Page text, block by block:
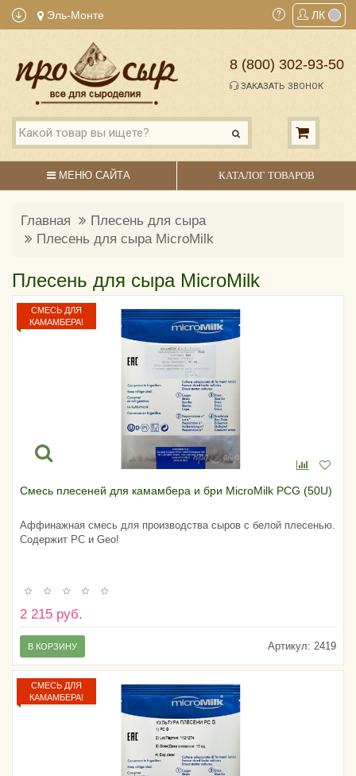
Эль-Монте ЛК
8 (800) 302-93-50
ЗАКАЗАТЬ ЗВОНОК
МЕНЮ САЙТА КАТАЛОГ ТОВАРОВ
Главная
Плесень для сыра
Плесень для сыра MicroMilk
Плесень для сыра MicroMilk
СМЕСЬ ДЛЯ
КАМАМБЕРА!
Смесь плесеней для камамбера и бри MicroMilk PCG (50U)
Аффинажная смесь для производства сыров с белой плесенью.
Содержит PC и Geo!
2 215 руб.
Артикул: 2419
В КОРЗИНУ
СМЕСЬ ДЛЯ
КАМАМБЕРА!